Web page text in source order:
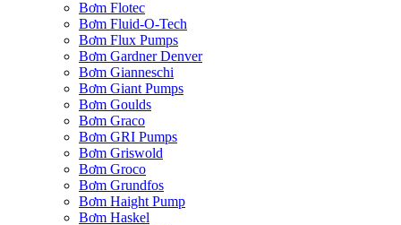
Bơm Flotec
Bơm Fluid-O-Tech
Bơm Flux Pumps
Bơm Gardner Denver
Bơm Gianneschi
Bơm Giant Pumps
Bơm Goulds
Bơm Graco
Bơm GRI Pumps
Bơm Griswold
Bơm Groco
Bơm Grundfos
Bơm Haight Pump
Bơm Haskel